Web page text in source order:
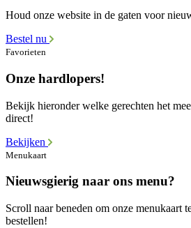
Houd onze website in de gaten voor
Bestel nu
Favorieten
Onze hardlopers!
Bekijk hieronder welke gerechten het
direct!
Bekijken
Menukaart
Nieuwsgierig naar ons menu?
Scroll naar beneden om onze menukaart
bestellen!